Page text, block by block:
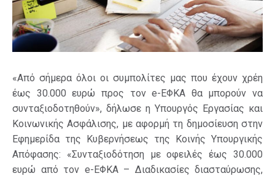
«Από σήμερα όλοι οι συμπολίτες μας που έχουν χρέη
έως 30.000 ευρώ προς τον e-ΕΦΚΑ θα μπορούν να
συνταξιοδοτηθούν», δήλωσε η Υπουργός Εργασίας και
Κοινωνικής Ασφάλισης, με αφορμή τη δημοσίευση στην
Εφημερίδα της Κυβερνήσεως της Κοινής Υπουργικής
Απόφασης: «Συνταξιοδότηση με οφειλές έως 30.000
ευρώ από τον e-ΕΦΚΑ – Διαδικασίες διασταύρωσης,